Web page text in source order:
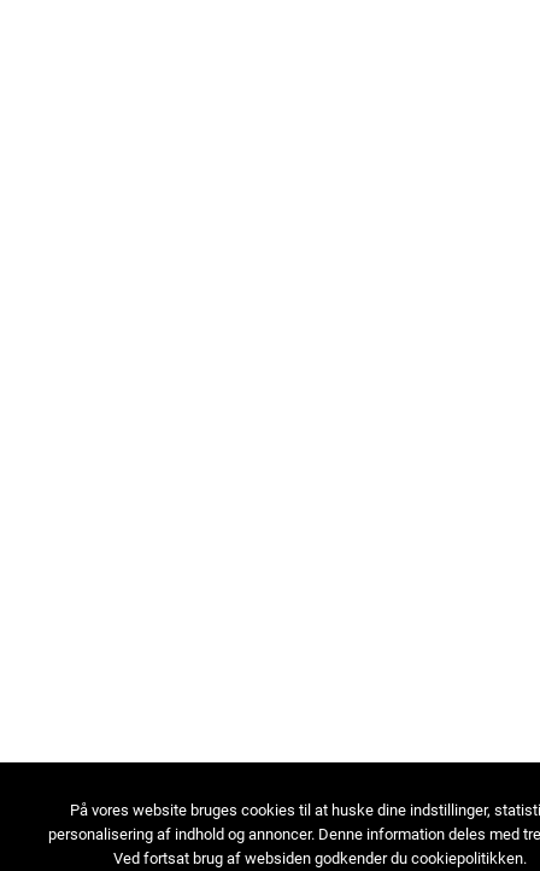
På vores website bruges cookies til at huske dine indstillinger,
personalisering af indhold og annoncer. Denne information deles med
Ved fortsat brug af websiden godkender du cookiepolitikken.